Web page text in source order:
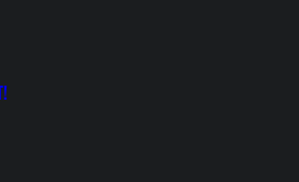
&
– 80 Jahre Gitte